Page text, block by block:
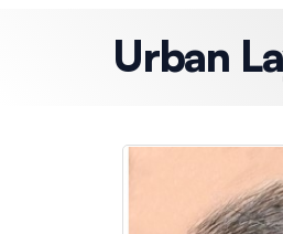
Urban